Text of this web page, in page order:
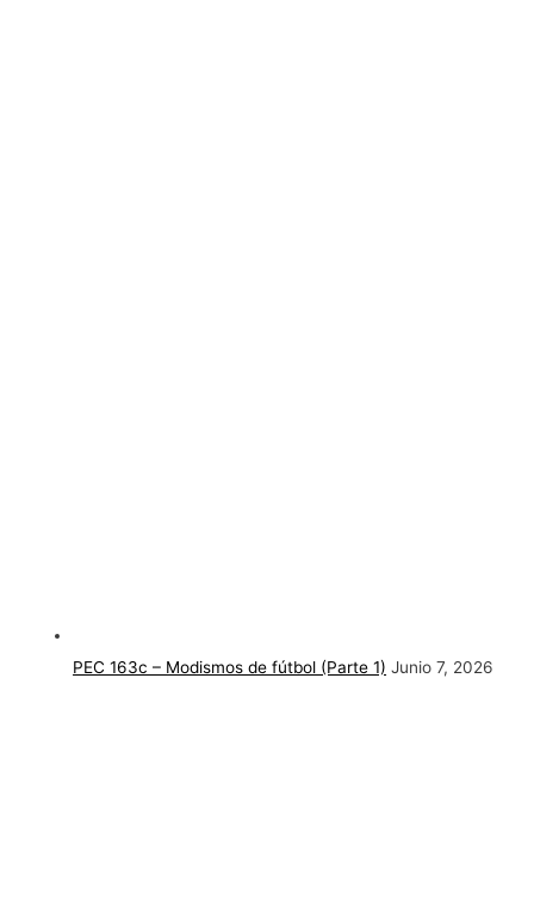
PEC 163c – Modismos de fútbol (Parte 1) Junio 7, 2026